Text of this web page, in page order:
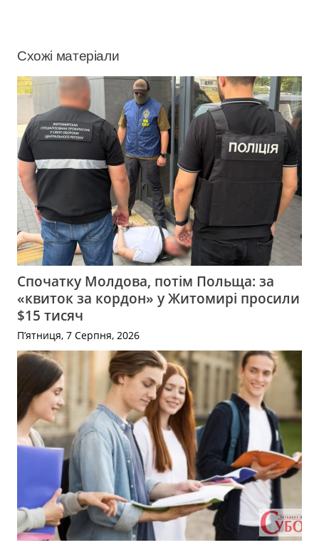
Схожі матеріали
Спочатку Молдова, потім Польща: за
«квиток за кордон» у Житомирі просили
$15 тисяч
П’ятниця, 7 Серпня, 2026